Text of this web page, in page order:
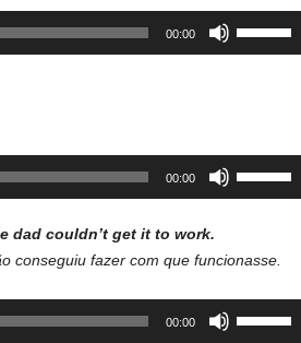
increase
or
00:00
increase
or
00:00
increase
or
dad couldn’t get it to work.
conseguiu fazer com que funcionasse.
00:00